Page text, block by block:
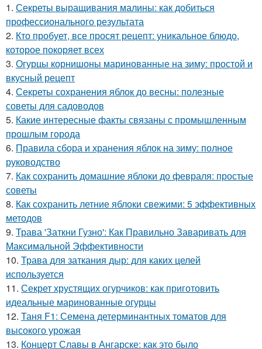
1. Секреты выращивания малины: как добиться
профессионального результата
2. Кто пробует, все просят рецепт: уникальное блюдо,
которое покоряет всех
3. Огурцы корнишоны маринованные на зиму: простой и
вкусный рецепт
4. Секреты сохранения яблок до весны: полезные
советы для садоводов
5. Какие интересные факты связаны с промышленным
прошлым города
6. Правила сбора и хранения яблок на зиму: полное
руководство
7. Как сохранить домашние яблоки до февраля: простые
советы
8. Как сохранить летние яблоки свежими: 5 эффективных
методов
9. Трава 'Заткни Гузно': Как Правильно Заваривать для
Максимальной Эффективности
10. Трава для заткания дыр: для каких целей
используется
11. Секрет хрустящих огурчиков: как приготовить
идеальные маринованные огурцы
12. Таня F1: Семена детерминантных томатов для
высокого урожая
13. Концерт Славы в Ангарске: как это было